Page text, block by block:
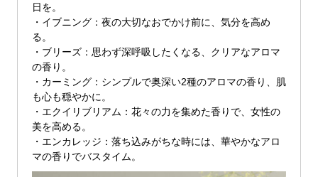
日を。
・イブニング：夜の大切なおでかけ前に、気分を高め
る。
・ブリーズ：思わず深呼吸したくなる、クリアなアロマ
の香り。
・カーミング：シンプルで奥深い2種のアロマの香り、肌
も心も穏やかに。
・エクイリブリアム：花々の力を集めた香りで、女性の
美を高める。
・エンカレッジ：落ち込みがちな時には、華やかなアロ
マの香りでバスタイム。